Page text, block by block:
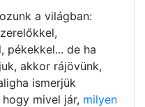
a világban:
pékekkel... de ha
akkor rájövünk,
ismerjük
mivel jár, milyen